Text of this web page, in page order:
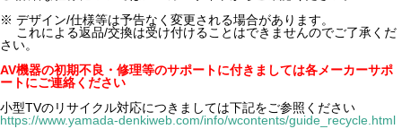
※ デザイン/仕様等は予告なく変更される場合があります。
これによる返品/交換は受け付けることはできませんのでご了承くだ
さい。
AV機器の初期不良・修理等のサポートに付きましては各メーカーサポ
ートにご連絡ください
小型TVのリサイクル対応につきましては下記をご参照ください
https://www.yamada-denkiweb.com/info/wcontents/guide_recycle.html